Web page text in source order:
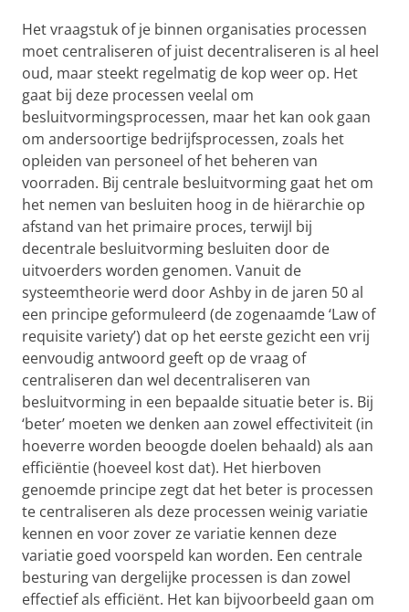
Het vraagstuk of je binnen organisaties processen
moet centraliseren of juist decentraliseren is al heel
oud, maar steekt regelmatig de kop weer op. Het
gaat bij deze processen veelal om
besluitvormingsprocessen, maar het kan ook gaan
om andersoortige bedrijfsprocessen, zoals het
opleiden van personeel of het beheren van
voorraden. Bij centrale besluitvorming gaat het om
het nemen van besluiten hoog in de hiërarchie op
afstand van het primaire proces, terwijl bij
decentrale besluitvorming besluiten door de
uitvoerders worden genomen. Vanuit de
systeemtheorie werd door Ashby in de jaren 50 al
een principe geformuleerd (de zogenaamde ‘Law of
requisite variety’) dat op het eerste gezicht een vrij
eenvoudig antwoord geeft op de vraag of
centraliseren dan wel decentraliseren van
besluitvorming in een bepaalde situatie beter is. Bij
‘beter’ moeten we denken aan zowel effectiviteit (in
hoeverre worden beoogde doelen behaald) als aan
efficiëntie (hoeveel kost dat). Het hierboven
genoemde principe zegt dat het beter is processen
te centraliseren als deze processen weinig variatie
kennen en voor zover ze variatie kennen deze
variatie goed voorspeld kan worden. Een centrale
besturing van dergelijke processen is dan zowel
effectief als efficiënt. Het kan bijvoorbeeld gaan om